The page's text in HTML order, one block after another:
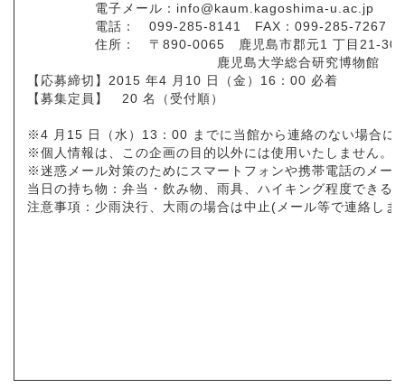
電子メール：info@kaum.kagoshima-u.ac.jp
電話： 099-285-8141 FAX：099-285-7267
住所： 〒890-0065 鹿児島市郡元1 丁目21-30
鹿児島大学総合研究博物館
【応募締切】2015 年4 月10 日（金）16：00 必着
【募集定員】 20 名（受付順）
※4 月15 日（水）13：00 までに当館から連絡のない場合に
※個人情報は、この企画の目的以外には使用いたしません。
※迷惑メール対策のためにスマートフォンや携帯電話のメー
当日の持ち物：弁当・飲み物、雨具、ハイキング程度でき
注意事項：少雨決行、大雨の場合は中止(メール等で連絡しま